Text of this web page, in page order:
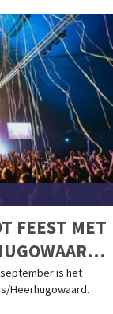
FEEST MET
EDWIN
september is het
Heerhugowaard.